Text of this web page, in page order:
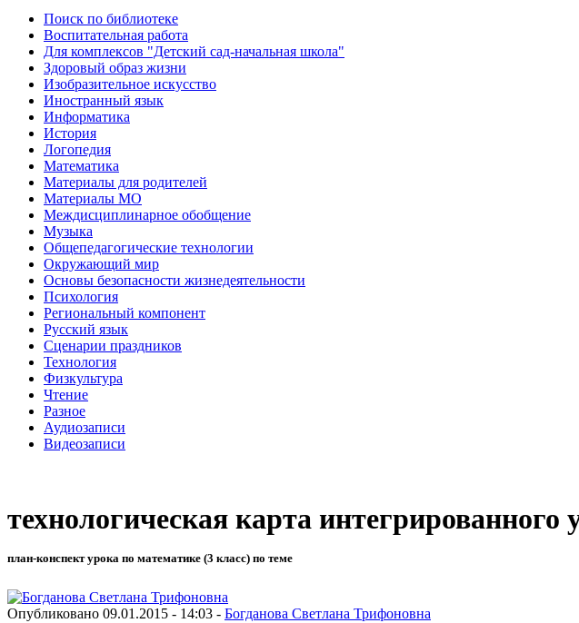
Поиск по библиотеке
Воспитательная работа
Для комплексов "Детский сад-начальная школа"
Здоровый образ жизни
Изобразительное искусство
Иностранный язык
Информатика
История
Логопедия
Математика
Материалы для родителей
Материалы МО
Междисциплинарное обобщение
Музыка
Общепедагогические технологии
Окружающий мир
Основы безопасности жизнедеятельности
Психология
Региональный компонент
Русский язык
Сценарии праздников
Технология
Физкультура
Чтение
Разное
Аудиозаписи
Видеозаписи
технологическая карта
план-конспект урока по математике (3 класс) по теме
Опубликовано 09.01.2015 - 14:03 - Богданова Светлана Трифоновна